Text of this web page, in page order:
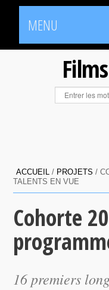
MENU
ACCUEIL / PROJETS /
TALENTS EN VUE
Cohorte
16 premiers